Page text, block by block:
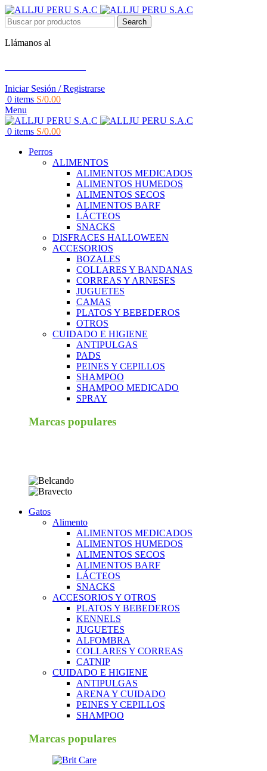
Search
Llámanos al
Iniciar Sesión / Registrarse
0 items S/0.00
Menu
0 items S/0.00
Perros
ALIMENTOS
ALIMENTOS MEDICADOS
ALIMENTOS HUMEDOS
ALIMENTOS SECOS
ALIMENTOS BARF
LÁCTEOS
SNACKS
DISFRACES HALLOWEEN
ACCESORIOS
BOZALES
COLLARES Y BANDANAS
CORREAS Y ARNESES
JUGUETES
CAMAS
PLATOS Y BEBEDEROS
OTROS
CUIDADO E HIGIENE
ANTIPULGAS
PADS
PEINES Y CEPILLOS
SHAMPOO
SHAMPOO MEDICADO
SPRAY
Marcas populares
Gatos
Alimento
ALIMENTOS MEDICADOS
ALIMENTOS HUMEDOS
ALIMENTOS SECOS
ALIMENTOS BARF
LÁCTEOS
SNACKS
ACCESORIOS Y OTROS
PLATOS Y BEBEDEROS
KENNELS
JUGUETES
ALFOMBRA
COLLARES Y CORREAS
CATNIP
CUIDADO E HIGIENE
ANTIPULGAS
ARENA Y CUIDADO
PEINES Y CEPILLOS
SHAMPOO
Marcas populares